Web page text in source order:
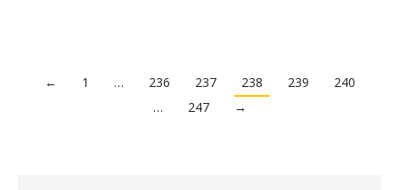
← 1 … 236 237 238 239
240
…
247 →